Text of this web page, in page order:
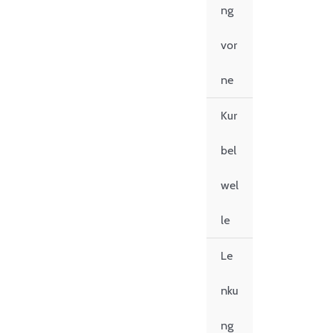
ng
vor
ne
Kur
bel
wel
le
Le
nku
ng